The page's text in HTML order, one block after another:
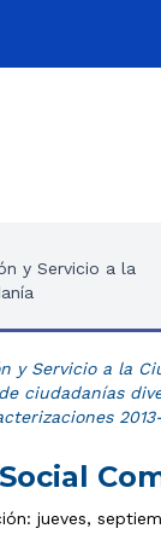
y Servicio a la
y Servicio a la
ciudadanías
jueves,